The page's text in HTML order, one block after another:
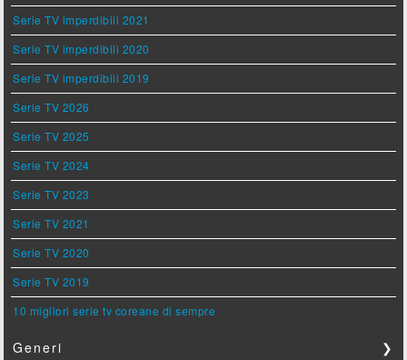
Serie TV imperdibili 2021
Serie TV imperdibili 2020
Serie TV imperdibili 2019
Serie TV 2026
Serie TV 2025
Serie TV 2024
Serie TV 2023
Serie TV 2021
Serie TV 2020
Serie TV 2019
10 migliori serie tv coreane di sempre
Generi ❯